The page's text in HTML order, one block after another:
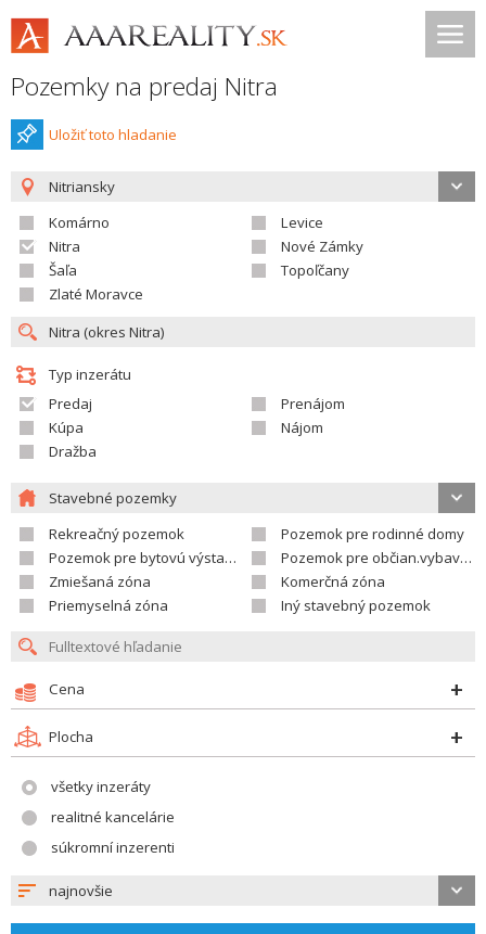
Pozemky na predaj Nitra
Uložiť toto hladanie
Nitriansky
Komárno
Levice
Nitra
Nové Zámky
Šaľa
Topoľčany
Zlaté Moravce
Typ inzerátu
Predaj
Prenájom
Kúpa
Nájom
Dražba
Stavebné pozemky
Rekreačný pozemok
Pozemok pre rodinné domy
Pozemok pre bytovú výstavbu
Pozemok pre občian.vybavenosť
Zmiešaná zóna
Komerčná zóna
Priemyselná zóna
Iný stavebný pozemok
Cena
Plocha
všetky inzeráty
realitné kancelárie
súkromní inzerenti
najnovšie